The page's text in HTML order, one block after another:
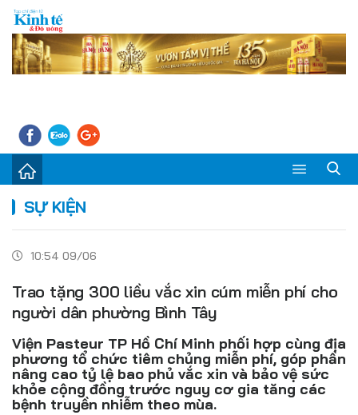
Kinh tế - Tiêu dùng
Đời sống
Thị trường
Đồ uống
Pháp luật
SỰ KIỆN
10:54 09/06
Trao tặng 300 liều vắc xin cúm miễn phí cho
người dân phường Bình Tây
Viện Pasteur TP Hồ Chí Minh phối hợp cùng địa
phương tổ chức tiêm chủng miễn phí, góp phần
nâng cao tỷ lệ bao phủ vắc xin và bảo vệ sức
khỏe cộng đồng trước nguy cơ gia tăng các
bệnh truyền nhiễm theo mùa.